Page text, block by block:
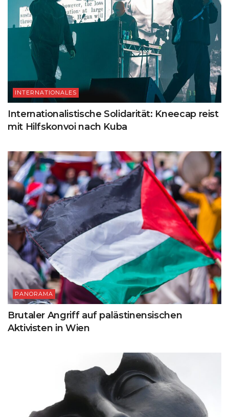
INTERNATIONALES
Internationalistische Solidarität: Kneecap reist
mit Hilfskonvoi nach Kuba
PANORAMA
Brutaler Angriff auf palästinensischen
Aktivisten in Wien